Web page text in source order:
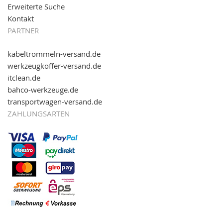
Erweiterte Suche
Kontakt
PARTNER
kabeltrommeln-versand.de
werkzeugkoffer-versand.de
itclean.de
bahco-werkzeuge.de
transportwagen-versand.de
ZAHLUNGSARTEN